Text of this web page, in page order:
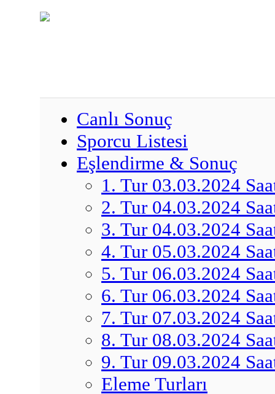
Canlı Sonuç
Sporcu Listesi
Eşlendirme & Sonuç
1. Tur 03.03.2024
2. Tur 04.03.2024
3. Tur 04.03.2024
4. Tur 05.03.2024
5. Tur 06.03.2024
6. Tur 06.03.2024
7. Tur 07.03.2024
8. Tur 08.03.2024
9. Tur 09.03.2024
Eleme Turları